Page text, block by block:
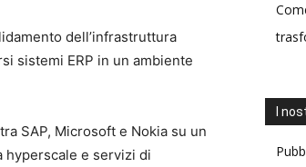
dell’infrastruttura
sistemi ERP in un ambiente
SAP, Microsoft e Nokia su un
hyperscale e servizi di
I